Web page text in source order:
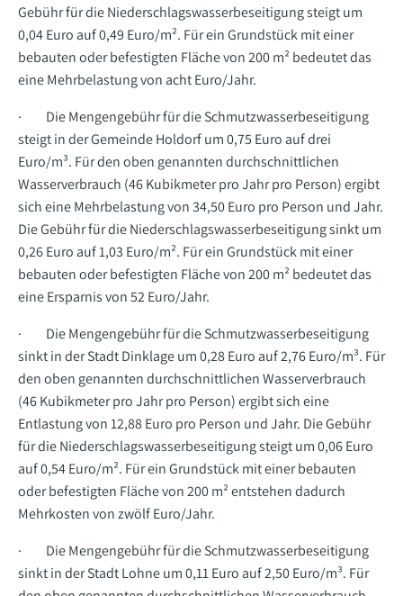
Gebühr für die Niederschlagswasserbeseitigung steigt um
0,04 Euro auf 0,49 Euro/m². Für ein Grundstück mit einer
bebauten oder befestigten Fläche von 200 m² bedeutet das
eine Mehrbelastung von acht Euro/Jahr.
· Die Mengengebühr für die Schmutzwasserbeseitigung
steigt in der Gemeinde Holdorf um 0,75 Euro auf drei
Euro/m³. Für den oben genannten durchschnittlichen
Wasserverbrauch (46 Kubikmeter pro Jahr pro Person) ergibt
sich eine Mehrbelastung von 34,50 Euro pro Person und Jahr.
Die Gebühr für die Niederschlagswasserbeseitigung sinkt um
0,26 Euro auf 1,03 Euro/m². Für ein Grundstück mit einer
bebauten oder befestigten Fläche von 200 m² bedeutet das
eine Ersparnis von 52 Euro/Jahr.
· Die Mengengebühr für die Schmutzwasserbeseitigung
sinkt in der Stadt Dinklage um 0,28 Euro auf 2,76 Euro/m³. Für
den oben genannten durchschnittlichen Wasserverbrauch
(46 Kubikmeter pro Jahr pro Person) ergibt sich eine
Entlastung von 12,88 Euro pro Person und Jahr. Die Gebühr
für die Niederschlagswasserbeseitigung steigt um 0,06 Euro
auf 0,54 Euro/m². Für ein Grundstück mit einer bebauten
oder befestigten Fläche von 200 m² entstehen dadurch
Mehrkosten von zwölf Euro/Jahr.
· Die Mengengebühr für die Schmutzwasserbeseitigung
sinkt in der Stadt Lohne um 0,11 Euro auf 2,50 Euro/m³. Für